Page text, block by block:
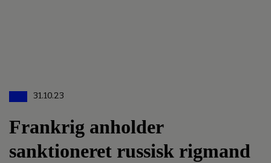
31.10.23
Frankrig anholder
sanktioneret russisk rigmand